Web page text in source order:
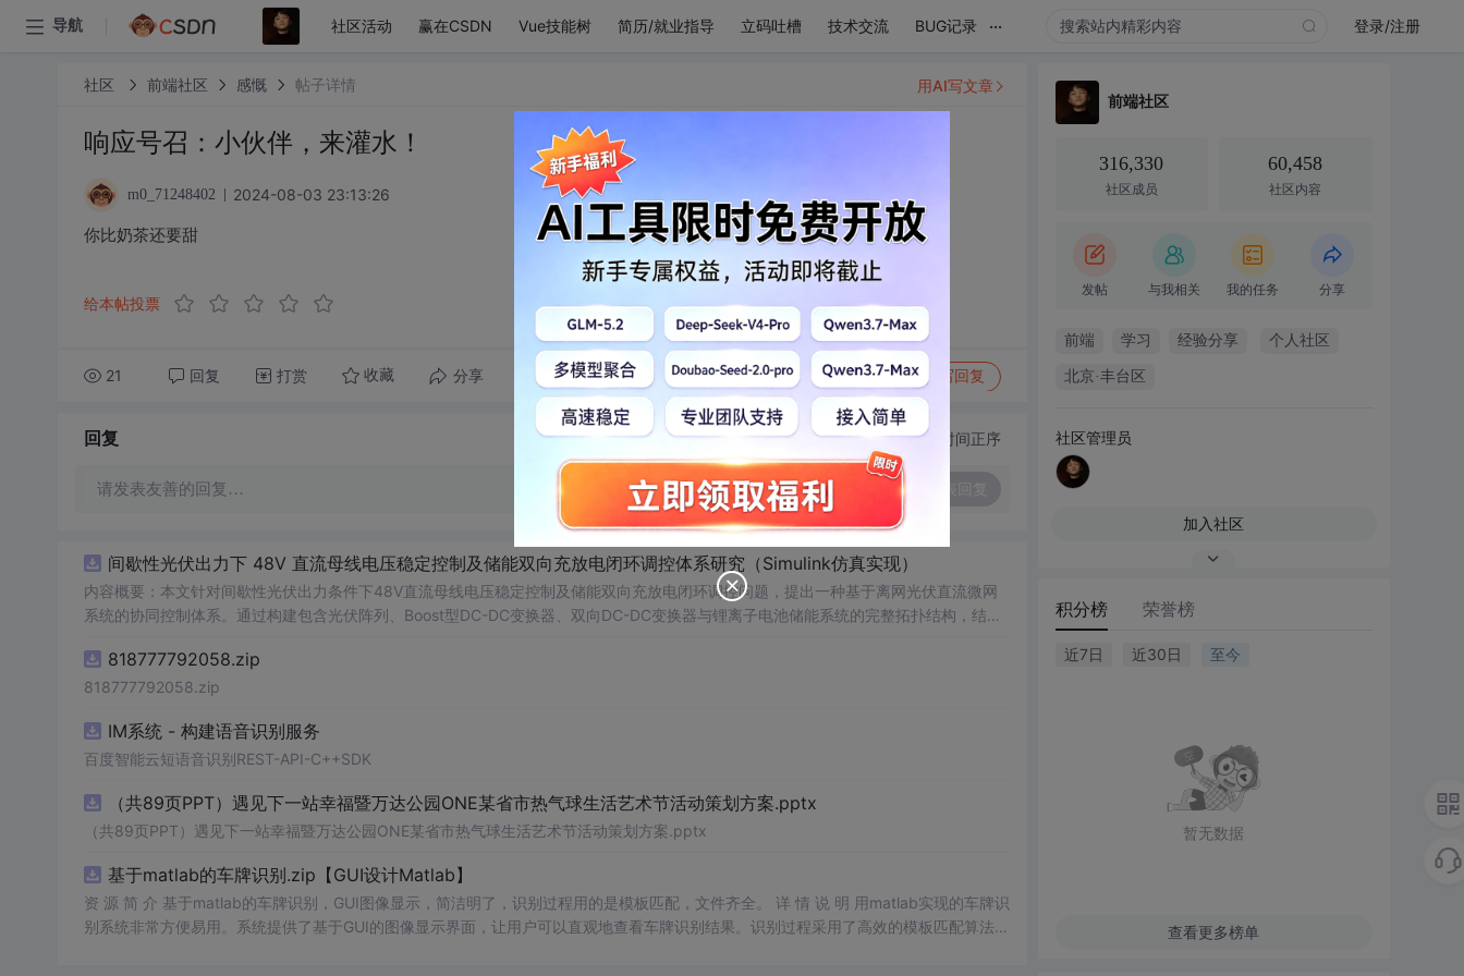
导航 社区活动 赢在CSDN Vue技能树 简历/就业指导 立码吐槽 技术交流 BUG记录 ... 登录/注册
社区 前端社区 感慨 帖子详情
响应号召：小伙伴，来灌水！
m0_71248402 2024-08-03 23:13:26
你比奶茶还要甜
给本帖投票
21 回复 打赏 收藏 分享 转发到动态 举报 写回复
用AI写文章
回复 切换为时间正序
请发表友善的回复…
间歇性光伏出力下 48V 直流母线电压稳定控制及储能双向充放电闭环调控体系研究（Simulink仿真实现）
内容概要：本文针对间歇性光伏出力条件下48V直流母线电压稳定控制及储能双向充放电闭环调控问题，提出一种基于离网光伏直流微网
系统的协同控制体系。通过构建包含光伏阵列、Boost型DC-DC变换器、双向DC-DC变换器与锂离子电池储能系统的完整拓扑结构，结合
压外环与电流内环双闭环控制策略，确保在光照强度波动、负载突变等动态工况下维持母线电压稳定。在Simulink环境中搭建全系统仿真
模型，验证了控制策略在多种扰动场景下的有效性与鲁棒性，显著提升了微网在无外部电网支撑下的自主运行能力和电能质量水平。; 适合
与仿真的工程技术人员。; 使用场景及目标：①用于教学与科研中离网型光伏直流微网系统的建模与仿真分析；②指导实际工程中48V直
流微网的电压稳定控制与储能协调管理方案设计；③为新能源微网中的能量管理与动态响应优化提供理论支持与仿真验证平台。; 阅读建
在不同扰动工况下的响应特性与控制逻辑设计原理。
818777792058.zip
818777792058.zip
IM系统 - 构建语音识别服务
百度智能云短语音识别REST-API-C++SDK
（共89页PPT）遇见下一站幸福暨万达公园ONE某省市热气球生活艺术节活动策划方案.pptx
（共89页PPT）遇见下一站幸福暨万达公园ONE某省市热气球生活艺术节活动策划方案.pptx
基于matlab的车牌识别.zip【GUI设计Matlab】
资 源 简 介 基于matlab的车牌识别，GUI图像显示，简洁明了，识别过程用的是模板匹配，文件齐全。 详 情 说 明 用matlab实现的车牌识
别系统非常方便易用。系统提供了基于GUI的图像显示界面，让用户可以直观地查看车牌识别结果。识别过程采用了高效的模板匹配算法，
前端社区
316,330
社区成员
60,458
社区内容
发帖 与我相关 我的任务 分享
前端 学习 经验分享 个人社区
北京·丰台区
社区管理员
加入社区
积分榜 荣誉榜
近7日 近30日 至今
暂无数据
查看更多榜单